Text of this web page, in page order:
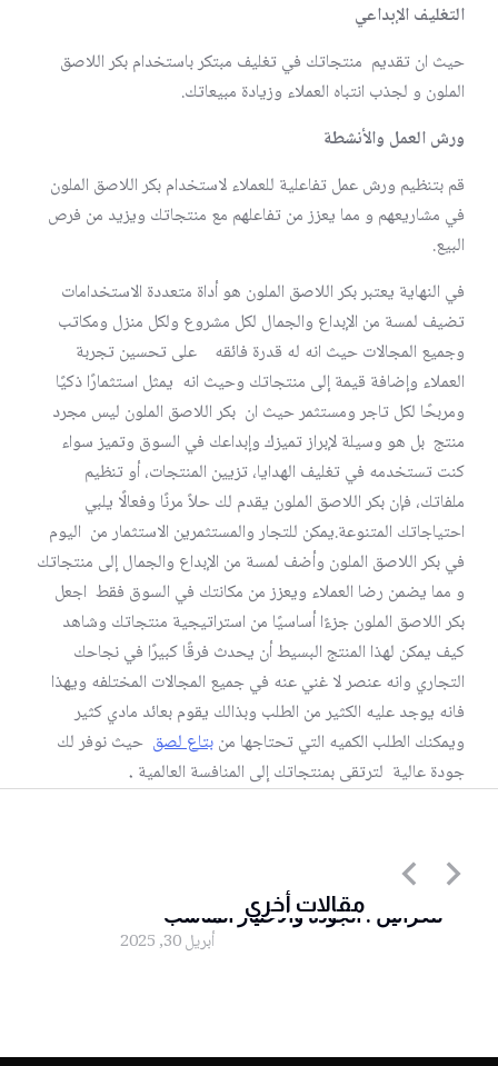
التغليف الإبداعي
حيث ان تقديم منتجاتك في تغليف مبتكر باستخدام بكر اللاصق
الملون و لجذب انتباه العملاء وزيادة مبيعاتك.
ورش العمل والأنشطة
قم بتنظيم ورش عمل تفاعلية للعملاء لاستخدام بكر اللاصق الملون
في مشاريعهم و مما يعزز من تفاعلهم مع منتجاتك ويزيد من فرص
البيع.
في النهاية يعتبر بكر اللاصق الملون هو أداة متعددة الاستخدامات
تضيف لمسة من الإبداع والجمال لكل مشروع ولكل منزل ومكاتب
وجميع المجالات حيث انه له قدرة فائقه على تحسين تجربة
العملاء وإضافة قيمة إلى منتجاتك وحيث انه يمثل استثمارًا ذكيًا
ومربحًا لكل تاجر ومستثمر حيث ان بكر اللاصق الملون ليس مجرد
منتج بل هو وسيلة لإبراز تميزك وإبداعك في السوق وتميز سواء
كنت تستخدمه في تغليف الهدايا، تزيين المنتجات، أو تنظيم
ملفاتك، فإن بكر اللاصق الملون يقدم لك حلاً مرنًا وفعالًا يلبي
احتياجاتك المتنوعة.يمكن للتجار والمستثمرين الاستثمار من اليوم
في بكر اللاصق الملون وأضف لمسة من الإبداع والجمال إلى منتجاتك
و مما يضمن رضا العملاء ويعزز من مكانتك في السوق فقط اجعل
بكر اللاصق الملون جزءًا أساسيًا من استراتيجية منتجاتك وشاهد
كيف يمكن لهذا المنتج البسيط أن يحدث فرقًا كبيرًا في نجاحك
التجاري وانه عنصر لا غني عنه في جميع المجالات المختلفه ويهذا
فانه يوجد عليه الكثير من الطلب وبذالك يقوم بعائد مادي كثير
ويمكنك الطلب الكميه التي تحتاجها منبتاع لصق حيث نوفر لك
جودة عالية لترتقى بمنتجاتك إلى المنافسة العالمية .
مقالات أخرى
أقوى أنواع اللصق الشفاف المستخدم
للكراتين : الجودة والاختيار المناسب”
أبريل 30, 2025